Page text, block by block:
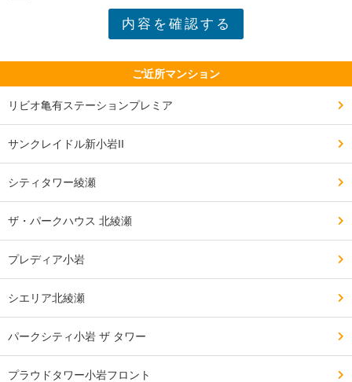
さらに駐車場は機械式が中心であり、利用に際して不便
さを感じる場合があります。
━━━━━━━━━━━━━━━━━━━
━━━━━━━━━━━━━━━━━━━
常に便利です。
さらに近隣には公園が整備されており、自然を身近に感
じながら快適に暮らすことができます。
隣接地に塗装工場がある、または道路に面しているた
め、周辺環境において騒音や空気環境への影響が懸念さ
れる場合があります。
ご近所マンション
リビオ亀有ステーションプレミア
サンクレイドル新小岩II
シティタワー綾瀬
ザ・パークハウス 北綾瀬
プレディア小岩
シエリア北綾瀬
パークシティ小岩 ザ タワー
プラウドタワー小岩フロント